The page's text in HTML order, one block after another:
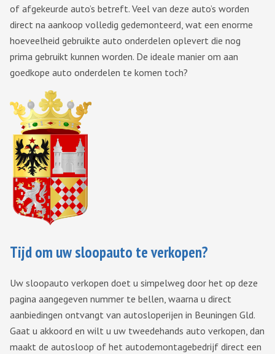
of afgekeurde auto’s betreft. Veel van deze auto’s worden
direct na aankoop volledig gedemonteerd, wat een enorme
hoeveelheid gebruikte auto onderdelen oplevert die nog
prima gebruikt kunnen worden. De ideale manier om aan
goedkope auto onderdelen te komen toch?
Tijd om uw sloopauto te verkopen?
Uw sloopauto verkopen doet u simpelweg door het op deze
pagina aangegeven nummer te bellen, waarna u direct
aanbiedingen ontvangt van autosloperijen in Beuningen Gld.
Gaat u akkoord en wilt u uw tweedehands auto verkopen, dan
maakt de autosloop of het autodemontagebedrijf direct een